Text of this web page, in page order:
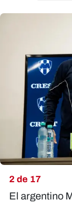
2 de 17
El argentino